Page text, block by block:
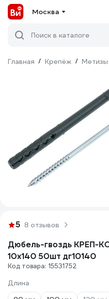
Москва
Поиск в каталоге
Главная / Крепёж / Метизы
5 8 отзывов
Дюбель-гвоздь КРЕП-
10х140 50шт дг10140
Код товара: 15531752
Длина